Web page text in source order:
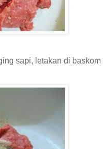
sapi, letakan di baskom